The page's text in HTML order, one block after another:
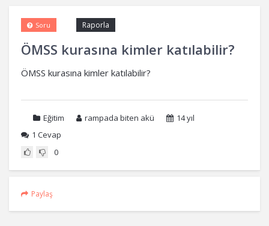
ÖMSS kurasına kimler katılabilir?
Raporla
Soru
ÖMSS kurasına kimler katılabilir?
Eğitim rampada biten akü
14 yıl
1 Cevap
0
Paylaş